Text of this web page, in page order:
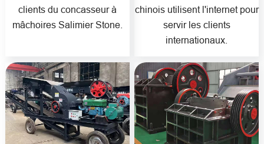
clients du concasseur à
mâchoires Salimier Stone.
chinois utilisent l'internet pour
servir les clients
internationaux.